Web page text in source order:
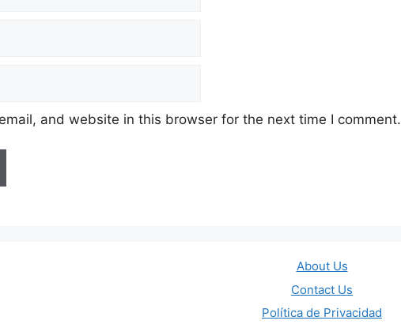
and website in this browser for the next time I comment.
About Us
Contact Us
Política de Privacidad